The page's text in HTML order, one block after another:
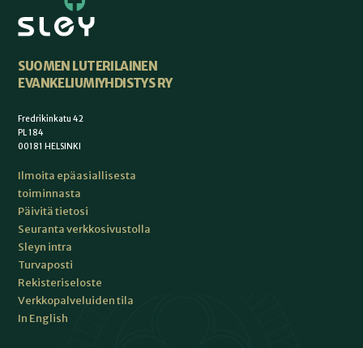
SUOMEN LUTERILAINEN
EVANKELIUMIYHDISTYS RY
Fredrikinkatu 42
PL 184
00181 HELSINKI
Ilmoita epäasiallisesta
toiminnasta
Päivitä tietosi
Seuranta verkkosivustolla
Sleyn intra
Turvaposti
Rekisteriseloste
Verkkopalveluiden tila
In English